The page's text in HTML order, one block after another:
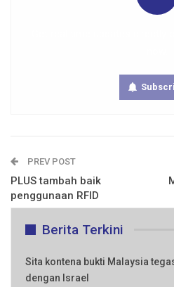
PREV POST
PLUS tambah baik
penggunaan RFID
Berita Terkini
Sita kontena bukti Malaysia
dengan Israel